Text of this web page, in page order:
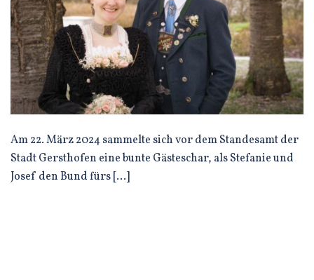
Am 22. März 2024 sammelte sich vor dem Standesamt der
Stadt Gersthofen eine bunte Gästeschar, als Stefanie und
Josef den Bund fürs […]